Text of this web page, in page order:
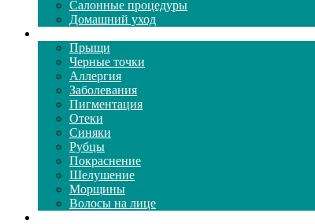
Салонные процедуры
Домашний уход
Прыщи
Черные точки
Аллергия
Заболевания
Пигментация
Отеки
Синяки
Рубцы
Покраснение
Шелушение
Морщины
Волосы на лице